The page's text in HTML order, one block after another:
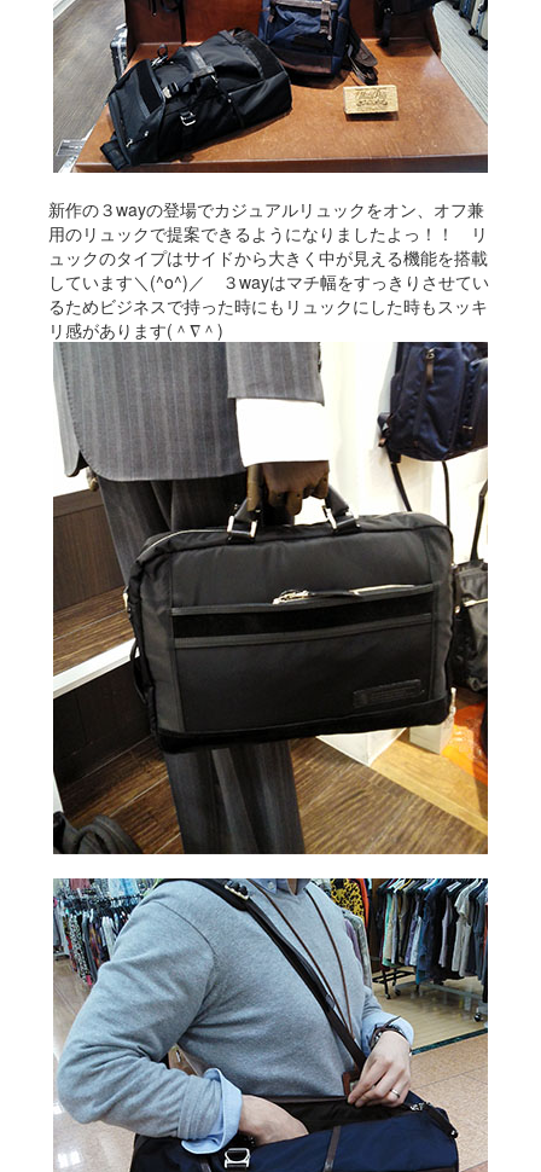
新作の３wayの登場でカジュアルリュックをオン、オフ兼
用のリュックで提案できるようになりましたよっ！！ リ
ュックのタイプはサイドから大きく中が見える機能を搭載
しています＼(^o^)／ ３wayはマチ幅をすっきりさせてい
るためビジネスで持った時にもリュックにした時もスッキ
リ感があります(＾∇＾)